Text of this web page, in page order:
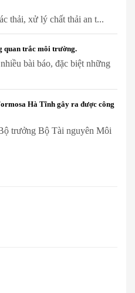
thải, xử lý chất thải an t...
quan trắc môi trường.
bài báo, đặc biệt những
Hà Tĩnh gây ra được công
trưởng Bộ Tài nguyên Môi